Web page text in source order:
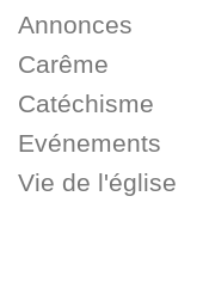
Annonces
Carême
Catéchisme
Evénements
Vie de l'église